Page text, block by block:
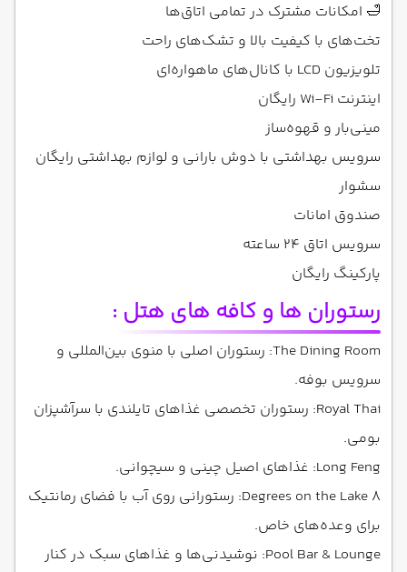
🛁 امکانات مشترک در تمامی اتاق‌ها
تخت‌های با کیفیت بالا و تشک‌های راحت
تلویزیون LCD با کانال‌های ماهواره‌ای
اینترنت Wi-Fi رایگان
مینی‌بار و قهوه‌ساز
سرویس بهداشتی با دوش بارانی و لوازم بهداشتی رایگان
سشوار
صندوق امانات
سرویس اتاق ۲۴ ساعته
پارکینگ رایگان
رستوران ها و کافه های هتل :
The Dining Room: رستوران اصلی با منوی بین‌المللی و
سرویس بوفه.
Royal Thai: رستوران تخصصی غذاهای تایلندی با سرآشپزان
بومی.
Long Feng: غذاهای اصیل چینی و سیچوانی.
8 Degrees on the Lake: رستورانی روی آب با فضای رمانتیک
برای وعده‌های خاص.
Pool Bar & Lounge: نوشیدنی‌ها و غذاهای سبک در کنار